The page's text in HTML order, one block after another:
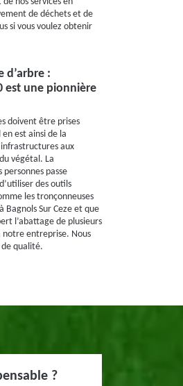
de déchets et de
si vous voulez obtenir
d’arbre :
est une pionnière
doivent être prises
est ainsi de la
aux
végétal. La
personnes passe
des outils
les tronçonneuses
Bagnols Sur Ceze et que
l’abattage de plusieurs
notre entreprise. Nous
qualité.
?